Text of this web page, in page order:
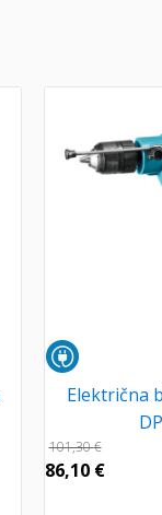
Električna
101,30€
86,10 €